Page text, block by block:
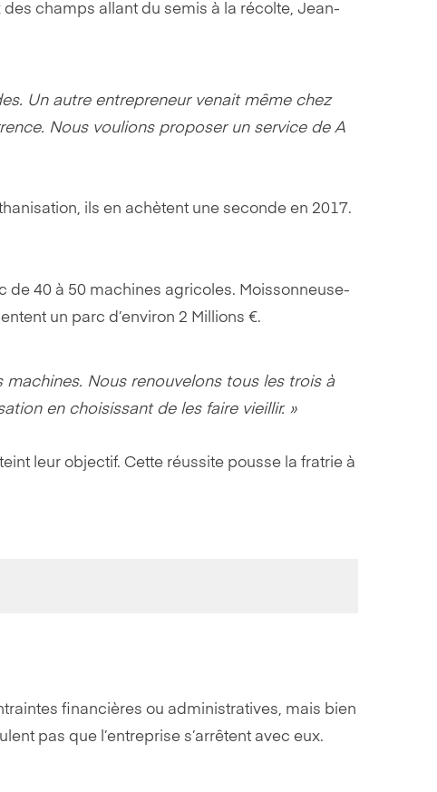
champs allant du semis à la récolte, Jean-
Un autre entrepreneur venait même chez
Nous voulions proposer un service de A
ils en achètent une seconde en 2017.
de 40 à 50 machines agricoles. Moissonneuse-
un parc d’environ 2 Millions €.
Nous renouvelons tous les trois à
en choisissant de les faire vieillir. »
leur objectif. Cette réussite pousse la fratrie à
financières ou administratives, mais bien
pas que l’entreprise s’arrêtent avec eux.